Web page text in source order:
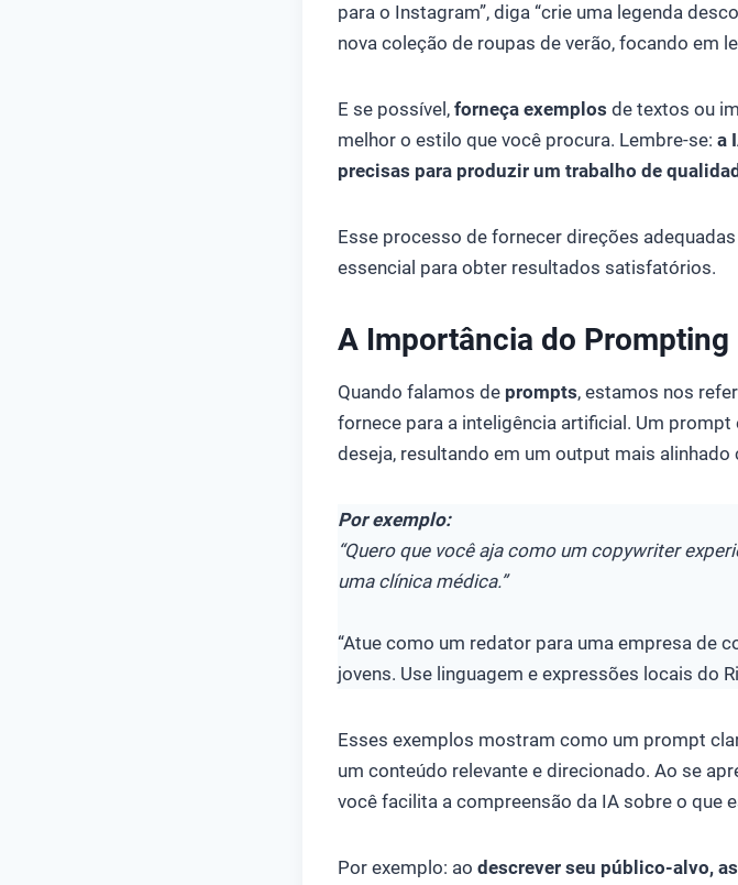
para o Instagram”, diga “crie uma legenda
nova coleção de roupas de verão, focando em
E se possível, forneça exemplos de textos ou
melhor o estilo que você procura. Lembre-se: a
precisas para produzir um trabalho de
Esse processo de fornecer direções
essencial para obter resultados satisfatórios.
A Importância do Prompting
Quando falamos de prompts, estamos nos
fornece para a inteligência artificial. Um
deseja, resultando em um output mais
Por exemplo:
“Quero que você aja como um copywriter
uma clínica médica.”
“Atue como um redator para uma empresa de
jovens. Use linguagem e expressões locais do
Esses exemplos mostram como um prompt
um conteúdo relevante e direcionado. Ao se
você facilita a compreensão da IA sobre o que
Por exemplo: ao descrever seu público-alvo,